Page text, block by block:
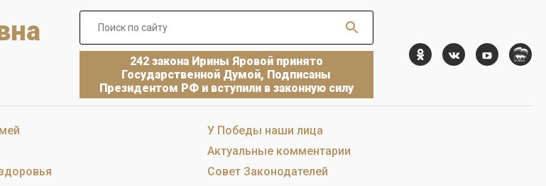
242 закона Ирины Яровой принято
Государственной Думой, Подписаны
Президентом РФ и вступили в законную силу
У Победы наши лица
Актуальные комментарии
Совет Законодателей